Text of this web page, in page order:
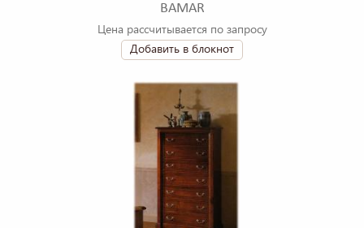
BAMAR
Цена рассчитывается по запросу
Добавить в блокнот